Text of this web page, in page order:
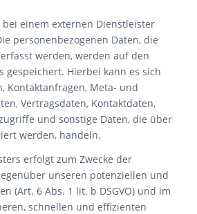
bei einem externen Dienstleister
personenbezogenen Daten, die
werden, werden auf den
gespeichert. Hierbei kann es sich
Kontaktanfragen, Meta- und
Vertragsdaten, Kontaktdaten,
und sonstige Daten, die über
werden, handeln.
erfolgt zum Zwecke der
unseren potenziellen und
(Art. 6 Abs. 1 lit. b DSGVO) und im
schnellen und effizienten